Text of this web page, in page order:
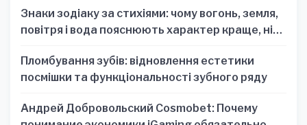
Знаки зодіаку за стихіями: чому вогонь, земля,
повітря і вода пояснюють характер краще, ніж
Пломбування зубів: відновлення естетики
посмішки та функціональності зубного ряду
Андрей Добровольский Cosmobet: Почему